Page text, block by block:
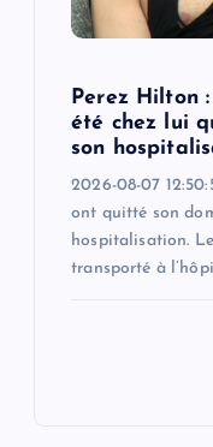
Perez Hilton
été chez lui
son
2026-08-07
ont quitté son
hospitalisation.
transporté à